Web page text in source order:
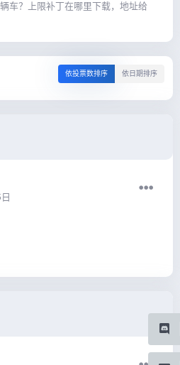
车？上限补丁在哪里下载，地址给
依投票数排序 依日期排序